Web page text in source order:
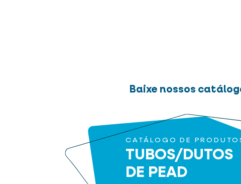
Baixe nossos
CATÁLOGO DE
TUBOS/DUTOS
DE PEAD